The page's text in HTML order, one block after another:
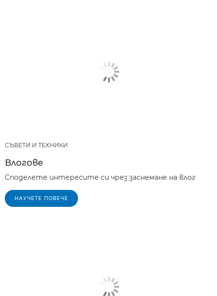
СЪВЕТИ И ТЕХНИКИ
Влогове
Споделете интересите си чрез заснемане на влог
НАУЧЕТЕ ПОВЕЧЕ